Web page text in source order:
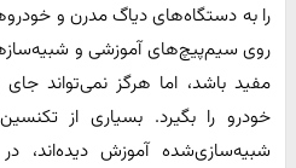
را به دستگاه‌های دیاگ مدرن و
روی سیم‌پیچ‌های آموزشی و
مفید باشد، اما هرگز نمی‌تواند
خودرو را بگیرد. بسیاری از
شبیه‌سازی‌شده آموزش دیده‌اند،